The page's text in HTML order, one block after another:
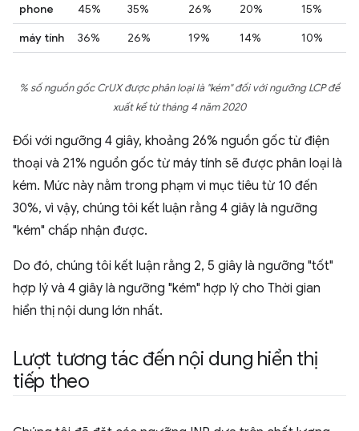
phone 45% 35% 26% 20%
15%
máy tính
36% 26% 19% 14% 10%
% số nguồn gốc CrUX được phân loại là "kém" đối với ngưỡng LCP đề
xuất kể từ tháng 4 năm 2020
Đối với ngưỡng 4 giây, khoảng 26% nguồn gốc từ điện
thoại và 21% nguồn gốc từ máy tính sẽ được phân loại là
kém. Mức này nằm trong phạm vi mục tiêu từ 10 đến
30%, vì vậy, chúng tôi kết luận rằng 4 giây là ngưỡng
"kém" chấp nhận được.
Do đó, chúng tôi kết luận rằng 2, 5 giây là ngưỡng "tốt"
hợp lý và 4 giây là ngưỡng "kém" hợp lý cho Thời gian
hiển thị nội dung lớn nhất.
Lượt tương tác đến nội dung hiển thị
tiếp theo